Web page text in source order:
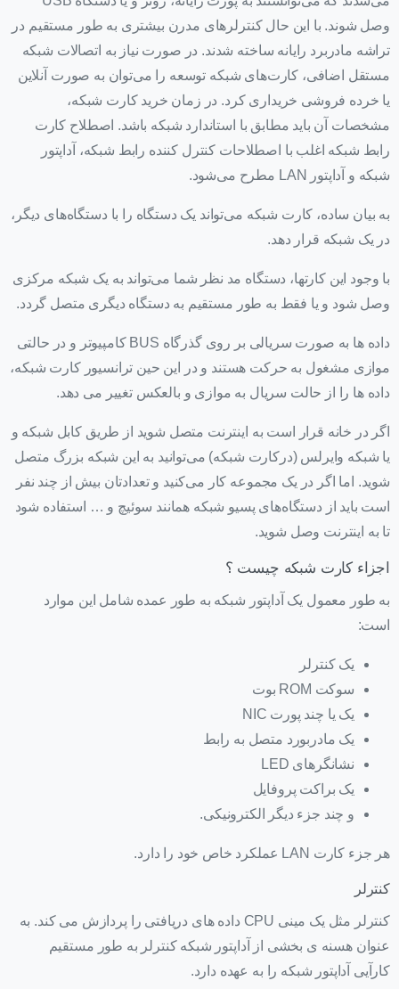
وصل شوند. با این حال کنترلرهای مدرن بیشتری به طور مستقیم در
تراشه مادربرد رایانه ساخته شدند. در صورت نیاز به اتصالات شبکه
مستقل اضافی، کارت‌های شبکه توسعه را می‌توان به صورت آنلاین
یا خرده فروشی خریداری کرد. در زمان خرید کارت شبکه،
مشخصات آن باید مطابق با استاندارد شبکه باشد. اصطلاح کارت
رابط شبکه اغلب با اصطلاحات کنترل کننده رابط شبکه، آداپتور
شبکه و آداپتور LAN مطرح می‌شود.
به بیان ساده، کارت شبکه می‌تواند یک دستگاه را با دستگاه‌های دیگر،
در یک شبکه قرار دهد.
با وجود این کارتها، دستگاه مد نظر شما می‌تواند به یک شبکه مرکزی
وصل شود و یا فقط به طور مستقیم به دستگاه دیگری متصل گردد.
داده ها به صورت سریالی بر روی گذرگاه BUS کامپیوتر و در حالتی
موازی مشغول به حرکت هستند و در این حین ترانسیور کارت شبکه،
داده ها را از حالت سریال به موازی و بالعکس تغییر می دهد.
اگر در خانه قرار است به اینترنت متصل شوید از طریق کابل شبکه و
یا شبکه وایرلس (درکارت شبکه) می‌توانید به این شبکه بزرگ متصل
شوید. اما اگر در یک مجموعه کار می‌کنید و تعدادتان بیش از چند نفر
است باید از دستگاه‌های پسیو شبکه همانند سوئیچ و … استفاده شود
تا به اینترنت وصل شوید.
اجزاء کارت شبکه چیست ؟
به طور معمول یک آداپتور شبکه به طور عمده شامل این موارد
است:
یک کنترلر
سوکت ROM بوت
یک یا چند پورت NIC
یک مادربورد متصل به رابط
نشانگرهای LED
یک براکت پروفایل
و چند جزء دیگر الکترونیکی.
هر جزء کارت LAN عملکرد خاص خود را دارد.
کنترلر
کنترلر مثل یک مینی CPU داده های دریافتی را پردازش می کند. به
عنوان هسنه ی بخشی از آداپتور شبکه کنترلر به طور مستقیم
کارآیی آداپتور شبکه را به عهده دارد.